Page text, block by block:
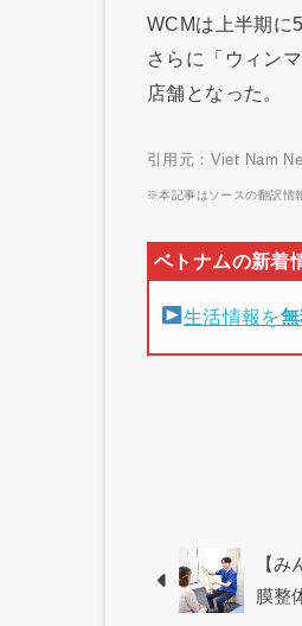
WCMは上半期に
さらに「ウィン
店舗となった。
引用元：Viet Nam
※本記事はソースの翻訳情
生活情報を
【
膜整